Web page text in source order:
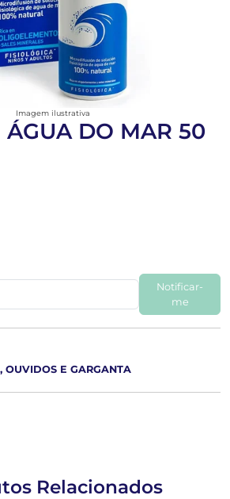
Imagem ilustrativa
ÁGUA DO MAR 50
Notificar-
me
OUVIDOS E GARGANTA
Relacionados